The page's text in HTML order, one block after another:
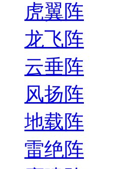
虎翼阵
龙飞阵
云垂阵
风扬阵
地载阵
雷绝阵